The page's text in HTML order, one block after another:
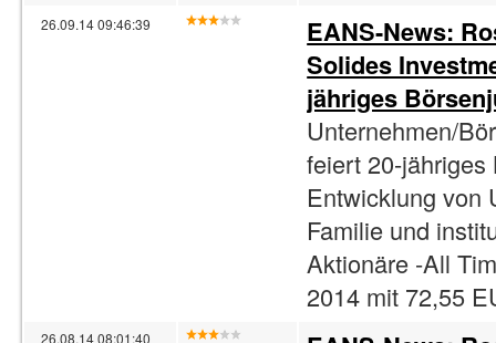
26.09.14 09:46:39
EANS-News:
Solides
jähriges
Unternehmen/
feiert 20-
Entwicklung von
Familie und
Aktionäre -All
2014 mit 72,55
26.08.14 08:01:40